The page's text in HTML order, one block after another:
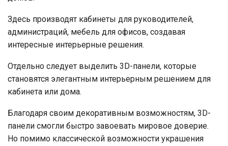
Здесь производят кабинеты для руководителей,
администраций, мебель для офисов, создавая
интересные интерьерные решения.
Отдельно следует выделить 3D-панели, которые
становятся элегантным интерьерным решением для
кабинета или дома.
Благодаря своим декоративным возможностям, 3D-
панели смогли быстро завоевать мировое доверие.
Но помимо классической возможности украшения